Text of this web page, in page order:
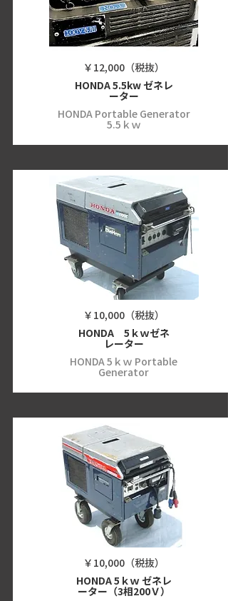
￥12,000（税抜）
HONDA 5.5kw ゼネレ
ーター
HONDA Portable Generator
5.5ｋｗ
￥10,000（税抜）
HONDA 5ｋｗゼネ
レーター
HONDA 5ｋｗ Portable
Generator
￥10,000（税抜）
HONDA 5ｋｗ ゼネレ
ーター（3相200Ｖ）